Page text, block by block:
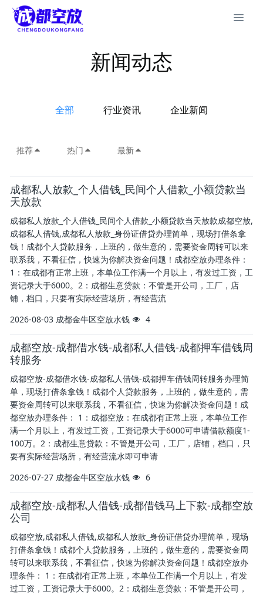
新闻动态
全部 行业资讯 企业新闻
推荐 热门 最新
成都私人放款_个人借钱_民间个人借款_小额贷款当
天放款
成都私人放款_个人借钱_民间个人借款_小额贷款当天放款成都空放,
成都私人借钱,成都私人放款_身份证借贷办理简单，现场打借条拿
钱！成都个人贷款服务，上班的，做生意的，需要资金周转可以来
联系我，不看征信，快速为你解决资金问题！成都空放办理条件：
1：在成都有正常上班，本单位工作满一个月以上，有发过工资，工
资记录大于6000。2：成都生意贷款：不管是开公司，工厂，店
铺，档口，只要有实际经营场所，有经营流
2026-08-03 成都金牛区空放水钱 4
成都空放-成都借水钱-成都私人借钱-成都押车借钱周
转服务
成都空放-成都借水钱-成都私人借钱-成都押车借钱周转服务办理简
单，现场打借条拿钱！成都个人贷款服务，上班的，做生意的，需
要资金周转可以来联系我，不看征信，快速为你解决资金问题！成
都空放办理条件： 1：成都空放：在成都有正常上班，本单位工作
满一个月以上，有发过工资，工资记录大于6000可申请借款额度1-
100万。2：成都生意贷款：不管是开公司，工厂，店铺，档口，只
要有实际经营场所，有经营流水即可申请
2026-07-27 成都金牛区空放水钱 6
成都空放-成都私人借钱-成都借钱马上下款-成都空放
公司
成都空放,成都私人借钱,成都私人放款_身份证借贷办理简单，现场
打借条拿钱！成都个人贷款服务，上班的，做生意的，需要资金周
转可以来联系我，不看征信，快速为你解决资金问题！成都空放办
理条件： 1：在成都有正常上班，本单位工作满一个月以上，有发
过工资，工资记录大于6000。2：成都生意贷款：不管是开公司，